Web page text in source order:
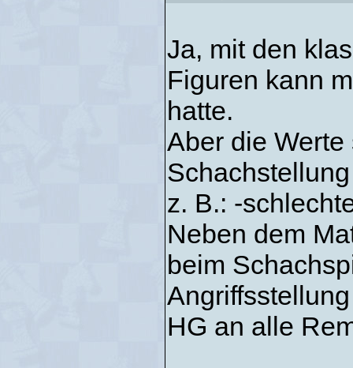
Ja, mit den
Figuren kann
hatte.
Aber die
z. B.: -
Neben dem
beim
HG an alle